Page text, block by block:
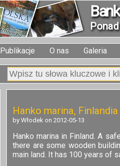
Publikacje O nas Galeria
Hanko marina, Finlandia
by Włodek on 2012-05-13
Hanko marina in Finland. A
there are some wooden
main land. It has 100 years of